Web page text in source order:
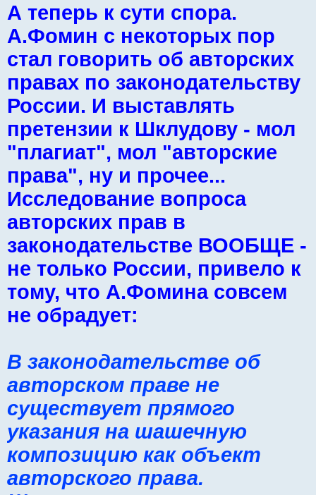
А теперь к сути спора.
А.Фомин с некоторых пор
стал говорить об авторских
правах по законодательству
России. И выставлять
претензии к Шклудову - мол
"плагиат", мол "авторские
права", ну и прочее...
Исследование вопроса
авторских прав в
законодательстве ВООБЩЕ -
не только России, привело к
тому, что А.Фомина совсем
не обрадует:
В законодательстве об
авторском праве не
существует прямого
указания на шашечную
композицию как объект
авторского права.